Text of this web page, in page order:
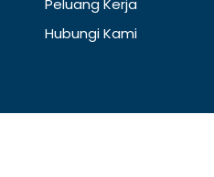
Peluang Kerja
Hubungi Kami